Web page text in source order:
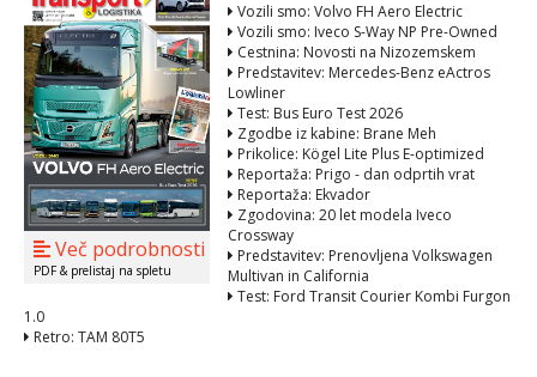
Več podrobnosti
PDF & prelistaj na spletu
Vozili smo: Volvo FH Aero Electric
Vozili smo: Iveco S-Way NP Pre-Owned
Cestnina: Novosti na Nizozemskem
Predstavitev: Mercedes-Benz eActros
Lowliner
Test: Bus Euro Test 2026
Zgodbe iz kabine: Brane Meh
Prikolice: Kögel Lite Plus E-optimized
Reportaža: Prigo - dan odprtih vrat
Reportaža: Ekvador
Zgodovina: 20 let modela Iveco
Crossway
Predstavitev: Prenovljena Volkswagen
Multivan in California
Test: Ford Transit Courier Kombi Furgon
1.0
Retro: TAM 80T5